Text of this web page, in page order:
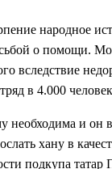
народное
о помощи.
вследствие
в 4.000
и он
хану в
подкупа